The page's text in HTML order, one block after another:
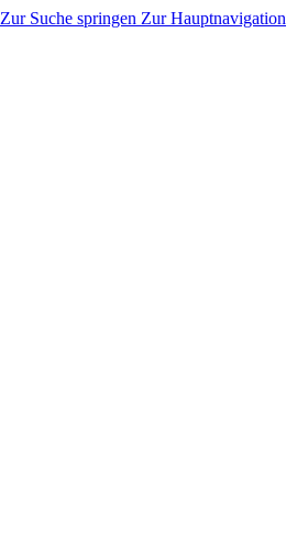
Zur Suche springen Zur Hauptnavigation